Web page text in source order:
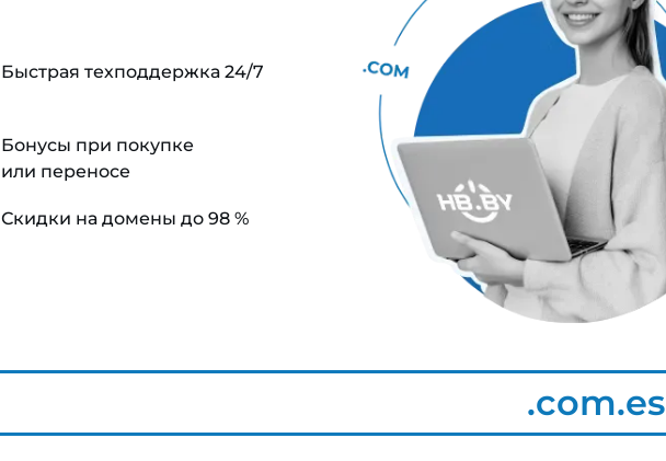
Быстрая техподдержка 24/7
Бонусы при покупке
или переносе
Скидки на домены до 98 %
.com.es